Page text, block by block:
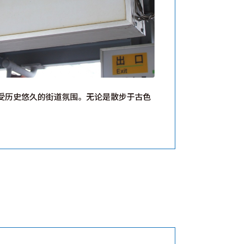
史悠久的街道氛围。无论是散步于古色